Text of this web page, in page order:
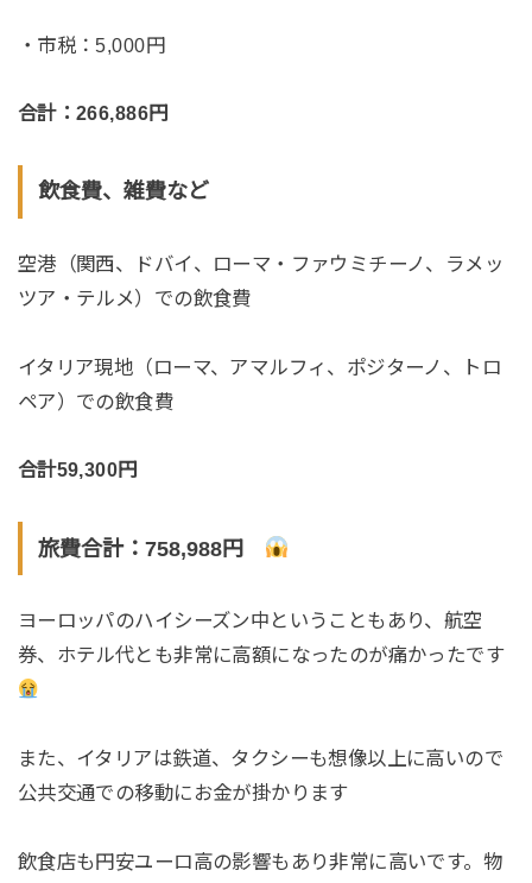
・市税：5,000円
合計：266,886円
飲食費、雑費など
空港（関西、ドバイ、ローマ・ファウミチーノ、ラメッ
ツア・テルメ）での飲食費
イタリア現地（ローマ、アマルフィ、ポジターノ、トロ
ペア）での飲食費
合計59,300円
旅費合計：758,988円
ヨーロッパのハイシーズン中ということもあり、航空
券、ホテル代とも非常に高額になったのが痛かったです
また、イタリアは鉄道、タクシーも想像以上に高いので
公共交通での移動にお金が掛かります
飲食店も円安ユーロ高の影響もあり非常に高いです。物